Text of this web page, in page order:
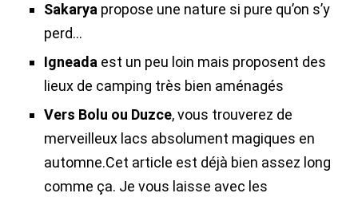
Sakarya propose une nature si pure qu’on s’y
perd…
Igneada est un peu loin mais proposent des
lieux de camping très bien aménagés
Vers Bolu ou Duzce, vous trouverez de
merveilleux lacs absolument magiques en
automne.Cet article est déjà bien assez long
comme ça. Je vous laisse avec les